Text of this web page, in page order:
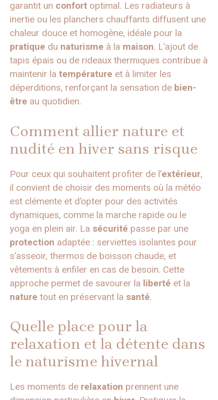
garantit un confort optimal. Les radiateurs à
inertie ou les planchers chauffants diffusent une
chaleur douce et homogène, idéale pour la
pratique du naturisme à la maison. L’ajout de
tapis épais ou de rideaux thermiques contribue à
maintenir la température et à limiter les
déperditions, renforçant la sensation de bien-
être au quotidien.
Comment allier nature et
nudité en hiver sans risque
Pour ceux qui souhaitent profiter de l’extérieur,
il convient de choisir des moments où la météo
est clémente et d’opter pour des activités
dynamiques, comme la marche rapide ou le
yoga en plein air. La sécurité passe par une
protection adaptée : serviettes isolantes pour
s’asseoir, thermos de boisson chaude, et
vêtements à enfiler en cas de besoin. Cette
approche permet de savourer la liberté et la
nature tout en préservant la santé.
Quelle place pour la
relaxation et la détente dans
le naturisme hivernal
Les moments de relaxation prennent une